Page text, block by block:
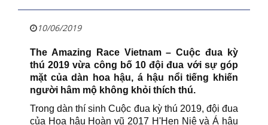
10/06/2019
The Amazing Race Vietnam – Cuộc đua kỳ
thú 2019 vừa công bố 10 đội đua với sự góp
mặt của dàn hoa hậu, á hậu nổi tiếng khiến
người hâm mộ không khỏi thích thú.
Trong dàn thí sinh Cuộc đua kỳ thú 2019, đội đua
của Hoa hậu Hoàn vũ 2017 H'Hen Niê và Á hậu